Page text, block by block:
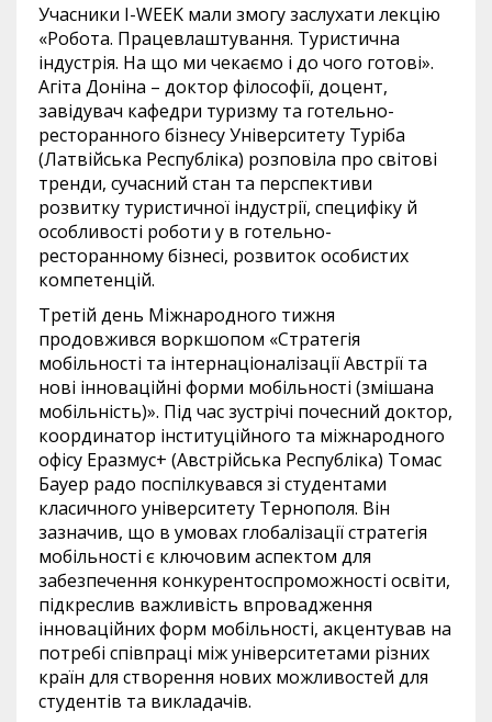
Учасники I-WEEK мали змогу заслухати лекцію
«Робота. Працевлаштування. Туристична
індустрія. На що ми чекаємо і до чого готові».
Агіта Доніна – доктор філософії, доцент,
завідувач кафедри туризму та готельно-
ресторанного бізнесу Університету Туріба
(Латвійська Республіка) розповіла про світові
тренди, сучасний стан та перспективи
розвитку туристичної індустрії, специфіку й
особливості роботи у в готельно-
ресторанному бізнесі, розвиток особистих
компетенцій.
Третій день Міжнародного тижня
продовжився воркшопом «Стратегія
мобільності та інтернаціоналізації Австрії та
нові інноваційні форми мобільності (змішана
мобільність)». Під час зустрічі почесний доктор,
координатор інституційного та міжнародного
офісу Еразмус+ (Австрійська Республіка) Томас
Бауер радо поспілкувався зі студентами
класичного університету Тернополя. Він
зазначив, що в умовах глобалізації стратегія
мобільності є ключовим аспектом для
забезпечення конкурентоспроможності освіти,
підкреслив важливість впровадження
інноваційних форм мобільності, акцентував на
потребі співпраці між університетами різних
країн для створення нових можливостей для
студентів та викладачів.